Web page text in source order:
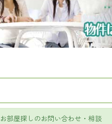
お部屋探しのお問い合わせ・相談